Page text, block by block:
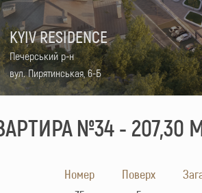
KYIV RESIDENCE
Печерський р-н
вул. Пирятинськая, 6-Б
№34 - 207,30
Номер
Поверх